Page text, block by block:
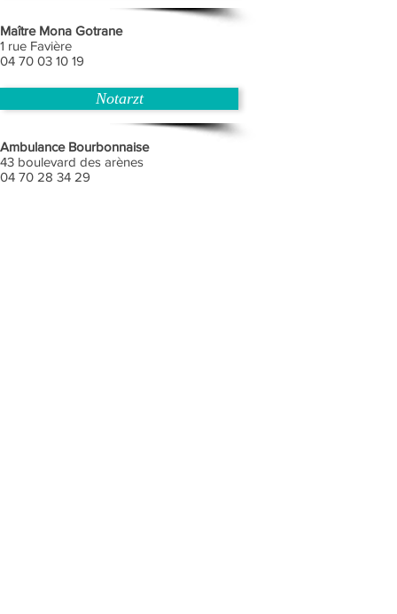
Maître Mona Gotrane
1 rue Favière
04 70 03 10 19
Notarzt
Ambulance Bourbonnaise
43 boulevard des arènes
04 70 28 34 29